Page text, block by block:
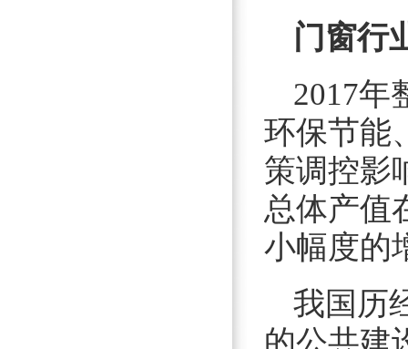
门窗行
2017年
环保节能
策调控影
总体产值
小幅度的
我国历
的公共建